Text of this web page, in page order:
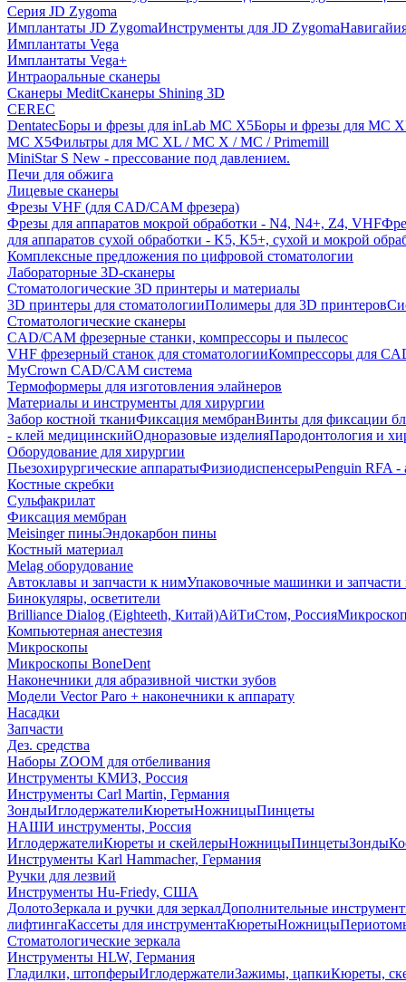
Серия JD Zygoma
Имплантаты JD ZygomaИнструменты для JD Zygoma
Имплантаты Vega
Имплантаты Vega+
Интраоральные сканеры
Сканеры MeditСканеры Shining 3D
CEREC
DentatecБоры и фрезы для inLab MC X5Боры и фрезы для MC
MC X5Фильтры для MC XL / MC X / MC / Primemill
MiniStar S New - прессование под давлением.
Печи для обжига
Лицевые сканеры
Фрезы VHF (для CAD/CAM фрезера)
Фрезы для аппаратов мокрой обработки - N4, N4+, Z4, VHF
для аппаратов сухой обработки - K5, K5+, сухой и мокрой
Комплексные предложения по цифровой стоматологии
Лабораторные 3D-сканеры
Стоматологические 3D принтеры и материалы
3D принтеры для стоматологииПолимеры для 3D принтеров
Стоматологические сканеры
CAD/CAM фрезерные станки, компрессоры и пылесос
VHF фрезерный станок для стоматологииКомпрессоры для
MyCrown CAD/CAM система
Термоформеры для изготовления элайнеров
Материалы и инструменты для хирургии
Забор костной тканиФиксация мембранВинты для фиксации
- клей медицинскийОдноразовые изделияПародонтология и
Оборудование для хирургии
Пьезохирургические аппаратыФизиодиспенсерыPenguin RFA -
Костные скребки
Сульфакрилат
Фиксация мембран
Meisinger пиныЭндокарбон пины
Костный материал
Melag оборудование
Автоклавы и запчасти к нимУпаковочные машинки и
Бинокуляры, осветители
Brilliance Dialog (Eighteeth, Китай)АйТиСтом, Россия
Компьютерная анестезия
Микроскопы
Микроскопы BoneDent
Наконечники для абразивной чистки зубов
Модели Vector Paro + наконечники к аппарату
Насадки
Запчасти
Дез. средства
Наборы ZOOM для отбеливания
Инструменты КМИЗ, Россия
Инструменты Carl Martin, Германия
ЗондыИглодержателиКюретыНожницыПинцеты
НАШИ инструменты, Россия
ИглодержателиКюреты и скейлерыНожницыПинцетыЗонды
Инструменты Karl Hammacher, Германия
Ручки для лезвий
Инструменты Hu-Friedy, США
ДолотоЗеркала и ручки для зеркалДополнительные
лифтингаКассеты для инструментаКюретыНожницы
Стоматологические зеркала
Инструменты HLW, Германия
Гладилки, штопферыИглодержателиЗажимы, цапкиКюреты,